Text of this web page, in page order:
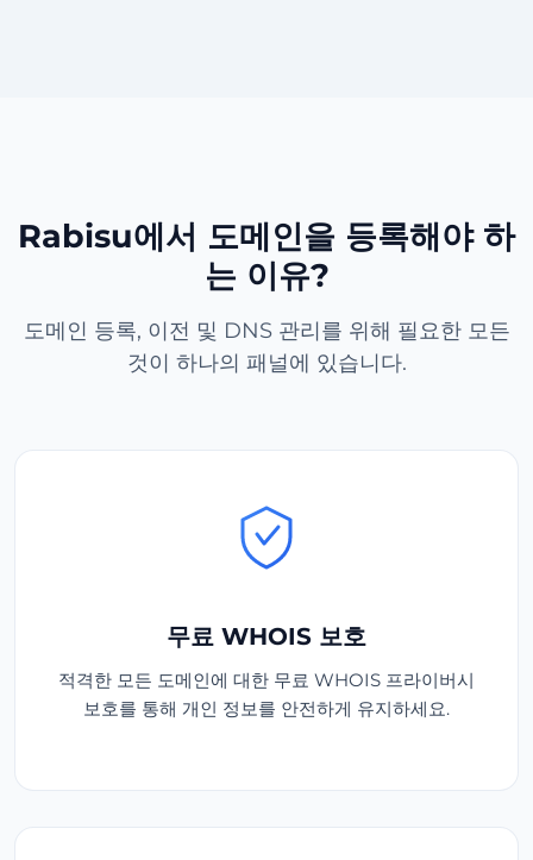
Rabisu에서 도메인을 등록해야 하
는 이유?
도메인 등록, 이전 및 DNS 관리를 위해 필요한 모든
것이 하나의 패널에 있습니다.
무료 WHOIS 보호
적격한 모든 도메인에 대한 무료 WHOIS 프라이버시
보호를 통해 개인 정보를 안전하게 유지하세요.